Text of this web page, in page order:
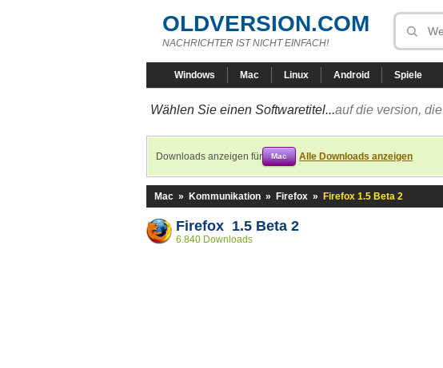
OLDVERSION.COM
NACHRICHTER IST NICHT EINFACH!
Windows Mac Linux Android Spiele
Wählen Sie einen Softwaretitel...auf die version,
Downloads anzeigen für Mac Alle Downloads anzeigen
Mac » Kommunikation » Firefox » Firefox 1.5 Beta 2
Firefox 1.5 Beta 2
6.840 Downloads